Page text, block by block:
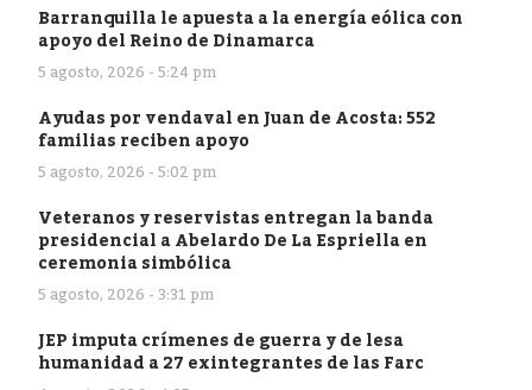
Barranquilla le apuesta a la energía eólica con
apoyo del Reino de Dinamarca
5 agosto, 2026 - 5:24 pm
Ayudas por vendaval en Juan de Acosta: 552
familias reciben apoyo
5 agosto, 2026 - 5:02 pm
Veteranos y reservistas entregan la banda
presidencial a Abelardo De La Espriella en
ceremonia simbólica
5 agosto, 2026 - 3:31 pm
JEP imputa crímenes de guerra y de lesa
humanidad a 27 exintegrantes de las Farc